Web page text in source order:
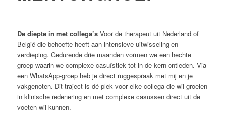
De diepte in met collega’sVoor de therapeut uit Nederland of
België die behoefte heeft aan intensieve uitwisseling en
verdieping. Gedurende drie maanden vormen we een hechte
groep waarin we complexe casuïstiek tot in de kern ontleden. Via
een WhatsApp-groep heb je direct ruggespraak met mij en je
vakgenoten. Dit traject is dé plek voor elke collega die wil groeien
in klinische redenering en met complexe casussen direct uit de
voeten wil kunnen.